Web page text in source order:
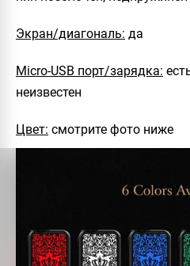
Экран/диагональ: да
Micro-USB порт/зарядка:
неизвестен
Цвет: смотрите фото ниже